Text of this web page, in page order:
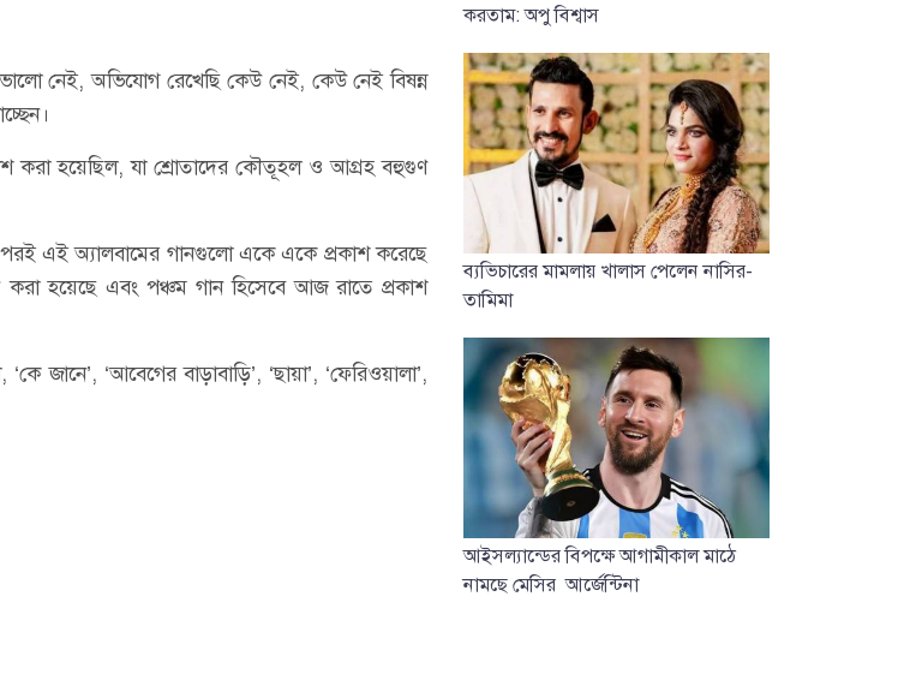
নেই, অভিযোগ রেখেছি কেউ নেই, কেউ নেই বিষন্ন
করা হয়েছিল, যা শ্রোতাদের কৌতূহল ও আগ্রহ বহুগুণ
পরই এই অ্যালবামের গানগুলো একে একে প্রকাশ করেছে
করা হয়েছে এবং পঞ্চম গান হিসেবে আজ রাতে প্রকাশ
জানে’, ‘আবেগের বাড়াবাড়ি’, ‘ছায়া’, ‘ফেরিওয়ালা’,
করতাম: অপু বিশ্বাস
ব্যভিচারের মামলায় খালাস পেলেন নাসির-
তামিমা
আইসল্যান্ডের বিপক্ষে আগামীকাল মাঠে
নামছে মেসির আর্জেন্টিনা